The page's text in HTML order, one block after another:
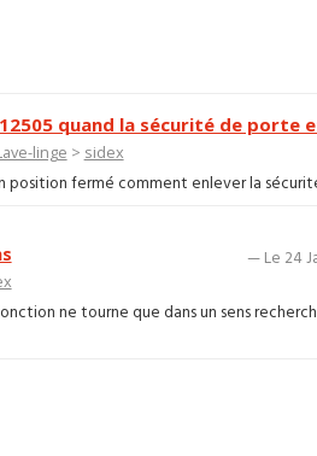
quand la sécurité de porte
linge > sidex
fermé comment enlever la
— Le 24
ne tourne que dans un sens